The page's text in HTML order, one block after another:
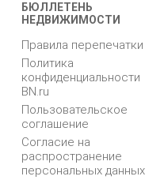
БЮЛЛЕТЕНЬ
НЕДВИЖИМОСТИ
Правила перепечатки
Политика
конфиденциальности
BN.ru
Пользовательское
соглашение
Согласие на
распространение
персональных данных